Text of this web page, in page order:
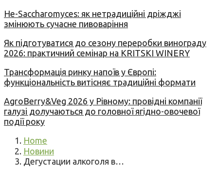
Не-Saccharomyces: як нетрадиційні дріжджі
змінюють сучасне пивоваріння
Як підготуватися до сезону переробки винограду
2026: практичний семінар на KRITSKI WINERY
Трансформація ринку напоїв у Європі:
функціональність витісняє традиційні формати
AgroBerry&Veg 2026 у Рівному: провідні компанії
галузі долучаються до головної ягідно-овочевої
події року
Home
Новини
Дегустации алкоголя в…